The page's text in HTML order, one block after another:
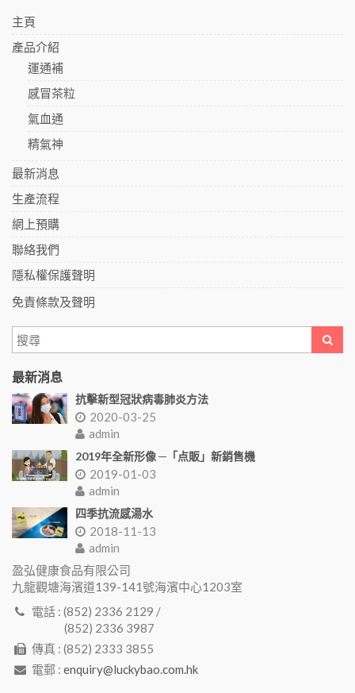
主頁
產品介紹
運通補
感冒茶粒
氣血通
精氣神
最新消息
生產流程
網上預購
聯絡我們
隱私權保護聲明
免責條款及聲明
最新消息
抗擊新型冠狀病毒肺炎方法
2020-03-25
admin
2019年全新形像 ─「点販」新銷售機
2019-01-03
admin
四季抗流感湯水
2018-11-13
admin
盈弘健康食品有限公司
九龍觀塘海濱道139-141號海濱中心1203室
電話 : (852) 2336 2129 /
(852) 2336 3987
傳真 : (852) 2333 3855
電郵 : enquiry@luckybao.com.hk